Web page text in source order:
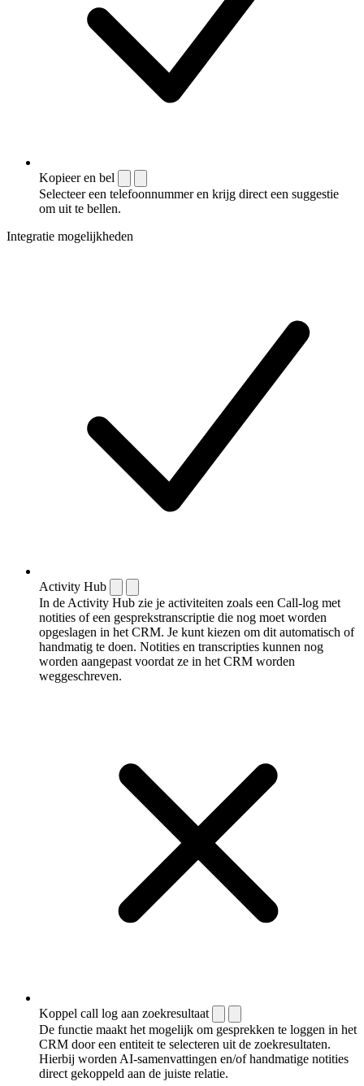
Kopieer en bel
Selecteer een telefoonnummer en krijg direct een suggestie
om uit te bellen.
Integratie mogelijkheden
Activity Hub
In de Activity Hub zie je activiteiten zoals een Call-log met
notities of een gespreks­transcriptie die nog moet worden
opgeslagen in het CRM. Je kunt kiezen om dit automatisch of
handmatig te doen. Notities en transcripties kunnen nog
worden aangepast voordat ze in het CRM worden
weggeschreven.
Koppel call log aan zoekresultaat
De functie maakt het mogelijk om gesprekken te loggen in het
CRM door een entiteit te selecteren uit de zoekresultaten.
Hierbij worden AI-samenvattingen en/of handmatige notities
direct gekoppeld aan de juiste relatie.